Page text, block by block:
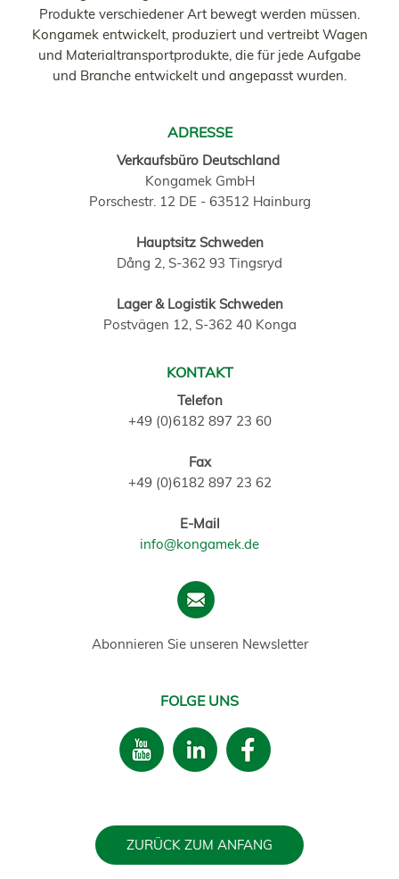
Produkte verschiedener Art bewegt werden müssen.
Kongamek entwickelt, produziert und vertreibt Wagen
und Materialtransportprodukte, die für jede Aufgabe
und Branche entwickelt und angepasst wurden.
ADRESSE
Verkaufsbüro Deutschland
Kongamek GmbH
Porschestr. 12 DE - 63512 Hainburg
Hauptsitz Schweden
Dång 2, S-362 93 Tingsryd
Lager & Logistik Schweden
Postvägen 12, S-362 40 Konga
KONTAKT
Telefon
+49 (0)6182 897 23 60
Fax
+49 (0)6182 897 23 62
E-Mail
info@kongamek.de
Abonnieren Sie unseren Newsletter
FOLGE UNS
ZURÜCK ZUM ANFANG